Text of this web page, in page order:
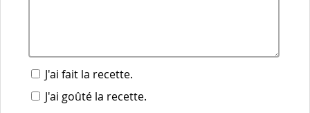
J'ai fait la recette.
J'ai goûté la recette.